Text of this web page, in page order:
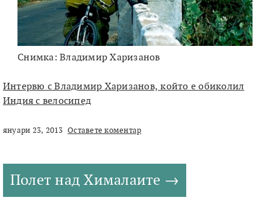
Снимка: Владимир Харизанов
Интервю с Владимир Харизанов, който е обиколил
Индия с велосипед
януари 23, 2013 Оставете коментар
Полет над Хималаите